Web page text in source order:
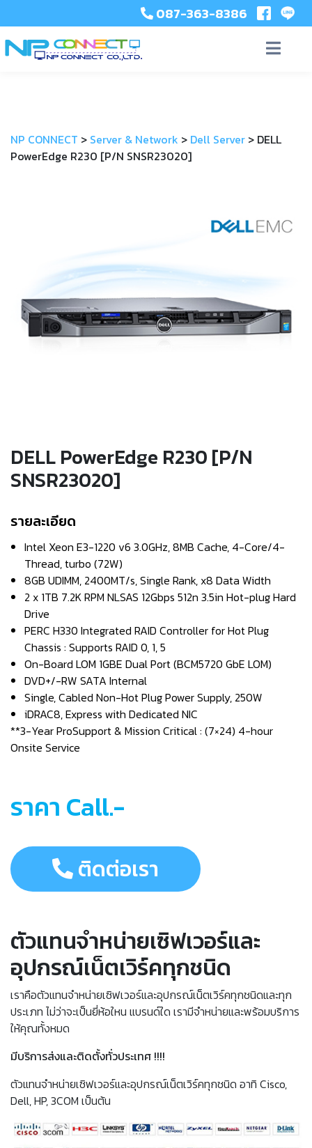
087-363-8386
NP CONNECT > Server & Network > Dell Server > DELL
PowerEdge R230 [P/N SNSR23020]
DELL PowerEdge R230 [P/N
SNSR23020]
รายละเอียด
Intel Xeon E3-1220 v6 3.0GHz, 8MB Cache, 4-Core/4-
Thread, turbo (72W)
8GB UDIMM, 2400MT/s, Single Rank, x8 Data Width
2 x 1TB 7.2K RPM NLSAS 12Gbps 512n 3.5in Hot-plug Hard
Drive
PERC H330 Integrated RAID Controller for Hot Plug
Chassis : Supports RAID 0, 1, 5
On-Board LOM 1GBE Dual Port (BCM5720 GbE LOM)
DVD+/-RW SATA Internal
Single, Cabled Non-Hot Plug Power Supply, 250W
iDRAC8, Express with Dedicated NIC
**3-Year ProSupport & Mission Critical : (7×24) 4-hour
Onsite Service
ราคา Call.-
ติดต่อเรา
ตัวแทนจำหน่ายเซิฟเวอร์และ
อุปกรณ์เน็ตเวิร์คทุกชนิด
เราคือตัวแทนจำหน่ายเซิฟเวอร์และอุปกรณ์เน็ตเวิร์คทุกชนิดและทุก
ประเภท ไม่ว่าจะเป็นยี่ห้อใหน แบรนด์ใด เรามีจำหน่ายและพร้อมบริการ
ให้คุณทั้งหมด
มีบริการส่งและติดตั้งทั่วประเทศ !!!!
ตัวแทนจำหน่ายเซิฟเวอร์และอุปกรณ์เน็ตเวิร์คทุกชนิด อาทิ Cisco,
Dell, HP, 3COM เป็นต้น